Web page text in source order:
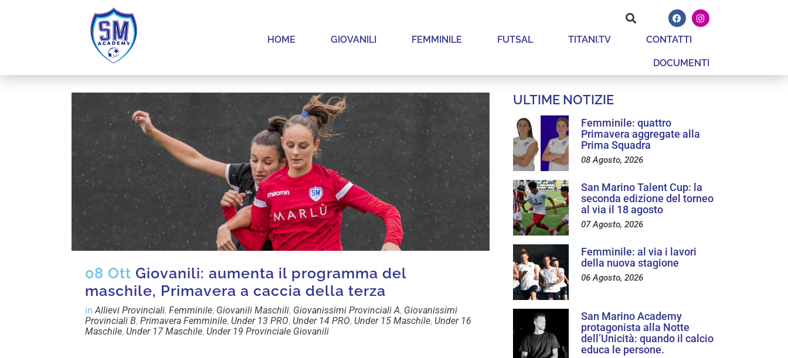
HOME GIOVANILI FEMMINILE FUTSAL TITANI.TV CONTATTI
DOCUMENTI
08 Ott Giovanili: aumenta il programma del
maschile, Primavera a caccia della terza
inAllievi Provinciali, Femminile, Giovanili Maschili, Giovanissimi Provinciali A, Giovanissimi
Provinciali B, Primavera Femminile, Under 13 PRO, Under 14 PRO, Under 15 Maschile, Under 16
Maschile, Under 17 Maschile, Under 19 Provinciale Giovanili
ULTIME NOTIZIE
Femminile: quattro
Primavera aggregate alla
Prima Squadra
08 Agosto, 2026
San Marino Talent Cup: la
seconda edizione del torneo
al via il 18 agosto
07 Agosto, 2026
Femminile: al via i lavori
della nuova stagione
06 Agosto, 2026
San Marino Academy
protagonista alla Notte
dell’Unicità: quando il calcio
educa le persone.